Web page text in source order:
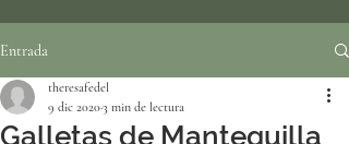
Entrada
Galletas de Mantequilla
theresafedel
9 dic 20203 min de lectura